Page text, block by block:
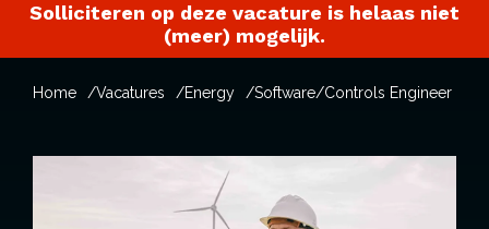
Solliciteren op deze vacature is helaas niet
(meer) mogelijk.
Home Vacatures Energy Software/Controls Engineer